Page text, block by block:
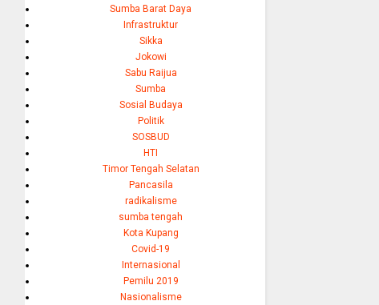
Sumba Barat Daya
Infrastruktur
Sikka
Jokowi
Sabu Raijua
Sumba
Sosial Budaya
Politik
SOSBUD
HTI
Timor Tengah Selatan
Pancasila
radikalisme
sumba tengah
Kota Kupang
Covid-19
Internasional
Pemilu 2019
Nasionalisme